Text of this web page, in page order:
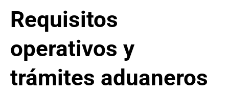
Requisitos
operativos y
trámites aduaneros